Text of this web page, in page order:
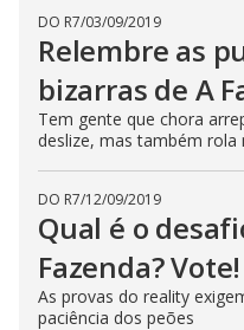
DO R7/03/09/2019
Relembre as
bizarras de A
Tem gente que chora
deslize, mas também
DO R7/12/09/2019
Qual é o
Fazenda? Vote!
As provas do reality
paciência dos peões